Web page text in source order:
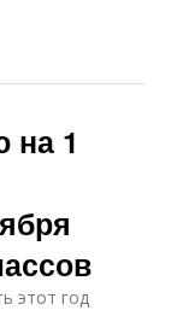
на 1
этот год